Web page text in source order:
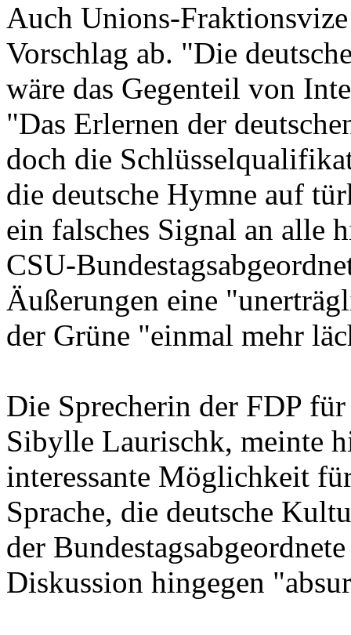
Auch Unions-
Vorschlag ab. "Die
wäre das Gegenteil von
"Das Erlernen der
doch die
die deutsche Hymne auf
ein falsches Signal an alle
CSU-
Äußerungen eine
der Grüne "einmal mehr
Die Sprecherin der FDP
Sibylle Laurischk, meinte
interessante Möglichkeit
Sprache, die deutsche
der
Diskussion hingegen